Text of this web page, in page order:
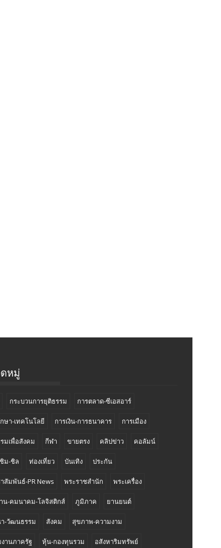
หมู่
กระบวนการยุติธรรม การตลาด-ซีเอสอาร์
ษา-เทคโนโลยี การเงิน-การธนาคาร การเมือง
มเพื่อสังคม กีฬา ขายตรง คลิปข่าว คอลัมน์
ม-ชิล ท่องเที่ยว บันเทิง ประกัน
สัมพันธ์-PR News พระราชสำนัก พระเครื่อง
น-คมนาคม-โลจิสติกส์ ภูมิภาค ยานยนต์
-วัฒนธรรม สังคม สุขภาพ-ความงาม
านภาครัฐ หุ้น-กองทุนรวม อสังหาริมทรัพย์